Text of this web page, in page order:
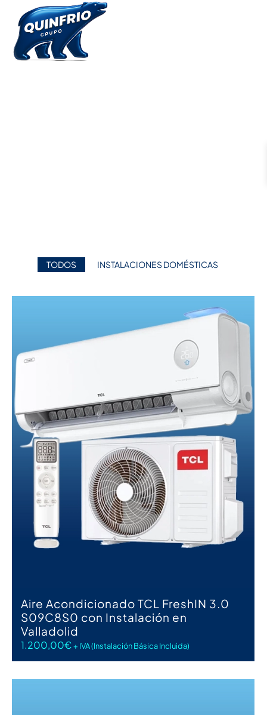
TODOS INSTALACIONES DOMÉSTICAS
AÑADIR AL CARRITO
Aire Acondicionado TCL FreshIN 3.0
S09C8S0 con Instalación en
Valladolid
1.200,00€+ IVA (Instalación Básica Incluida)